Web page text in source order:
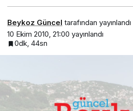
Beykoz Güncel tarafından yayınlandı
10 Ekim 2010, 21:00 yayınlandı
0dk, 44sn